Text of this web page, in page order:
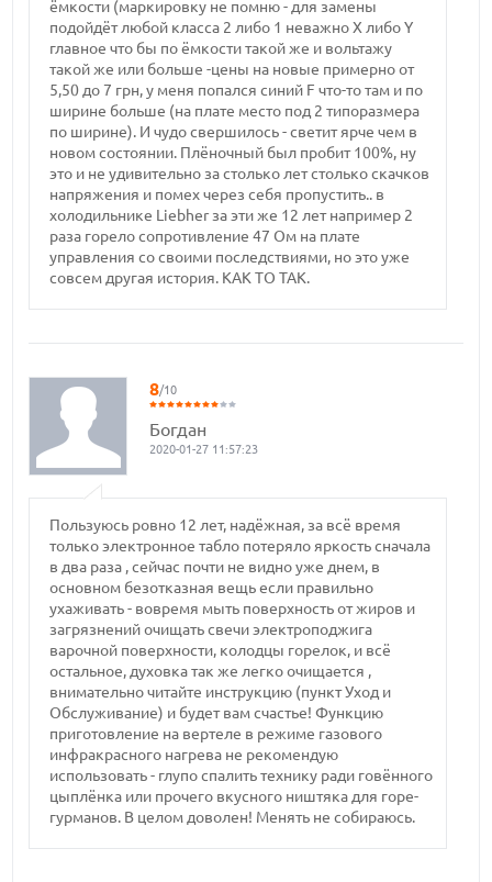
ёмкости (маркировку не помню - для замены
подойдёт любой класса 2 либо 1 неважно X либо Y
главное что бы по ёмкости такой же и вольтажу
такой же или больше -цены на новые примерно от
5,50 до 7 грн, у меня попался синий F что-то там и по
ширине больше (на плате место под 2 типоразмера
по ширине). И чудо свершилось - светит ярче чем в
новом состоянии. Плёночный был пробит 100%, ну
это и не удивительно за столько лет столько скачков
напряжения и помех через себя пропустить.. в
холодильнике Liebher за эти же 12 лет например 2
раза горело сопротивление 47 Ом на плате
управления со своими последствиями, но это уже
совсем другая история. КАК ТО ТАК.
8/10
Богдан
2020-01-27 11:57:23
Пользуюсь ровно 12 лет, надёжная, за всё время
только электронное табло потеряло яркость сначала
в два раза , сейчас почти не видно уже днем, в
основном безотказная вещь если правильно
ухаживать - вовремя мыть поверхность от жиров и
загрязнений очищать свечи электроподжига
варочной поверхности, колодцы горелок, и всё
остальное, духовка так же легко очищается ,
внимательно читайте инструкцию (пункт Уход и
Обслуживание) и будет вам счастье! Функцию
приготовление на вертеле в режиме газового
инфракрасного нагрева не рекомендую
использовать - глупо спалить технику ради говённого
цыплёнка или прочего вкусного ништяка для горе-
гурманов. В целом доволен! Менять не собираюсь.